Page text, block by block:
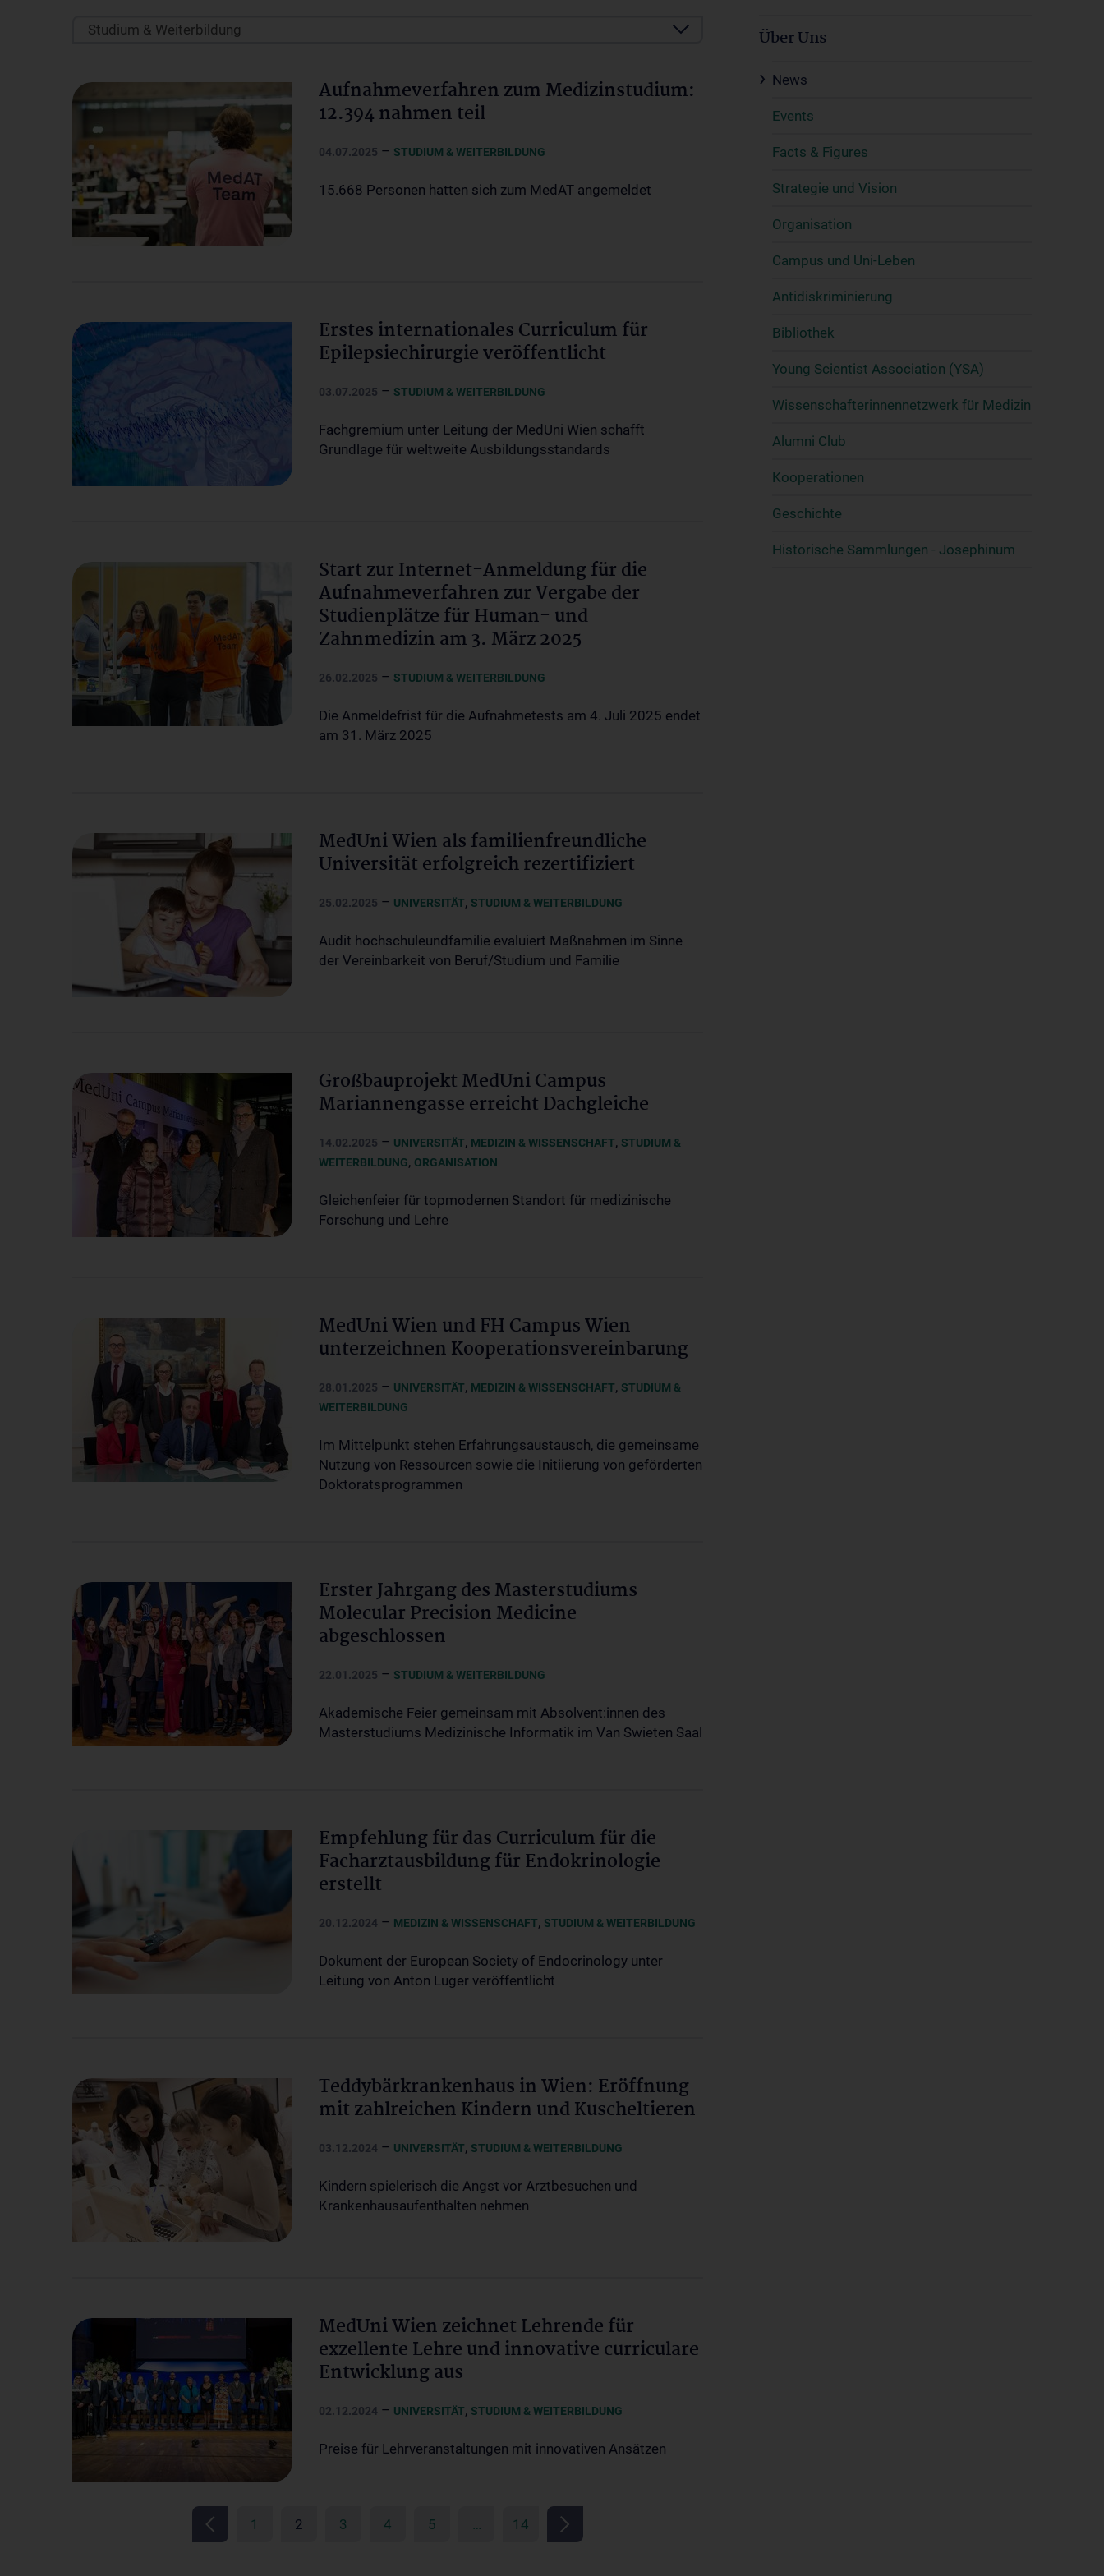
Studium & Weiterbildung
Aufnahmeverfahren zum Medizinstudium:
12.394 nahmen teil
04.07.2025 – STUDIUM & WEITERBILDUNG
15.668 Personen hatten sich zum MedAT angemeldet
Erstes internationales Curriculum für
Epilepsiechirurgie veröffentlicht
03.07.2025 – STUDIUM & WEITERBILDUNG
Fachgremium unter Leitung der MedUni Wien schafft
Grundlage für weltweite Ausbildungsstandards
Start zur Internet-Anmeldung für die
Aufnahmeverfahren zur Vergabe der
Studienplätze für Human- und
Zahnmedizin am 3. März 2025
26.02.2025 – STUDIUM & WEITERBILDUNG
Die Anmeldefrist für die Aufnahmetests am 4. Juli 2025 endet
am 31. März 2025
MedUni Wien als familienfreundliche
Universität erfolgreich rezertifiziert
25.02.2025 – UNIVERSITÄT, STUDIUM & WEITERBILDUNG
Audit hochschuleundfamilie evaluiert Maßnahmen im Sinne
der Vereinbarkeit von Beruf/Studium und Familie
Großbauprojekt MedUni Campus
Mariannengasse erreicht Dachgleiche
14.02.2025 – UNIVERSITÄT, MEDIZIN & WISSENSCHAFT, STUDIUM &
WEITERBILDUNG, ORGANISATION
Gleichenfeier für topmodernen Standort für medizinische
Forschung und Lehre
MedUni Wien und FH Campus Wien
unterzeichnen Kooperationsvereinbarung
28.01.2025 – UNIVERSITÄT, MEDIZIN & WISSENSCHAFT, STUDIUM &
WEITERBILDUNG
Im Mittelpunkt stehen Erfahrungsaustausch, die gemeinsame
Nutzung von Ressourcen sowie die Initiierung von geförderten
Doktoratsprogrammen
Erster Jahrgang des Masterstudiums
Molecular Precision Medicine
abgeschlossen
22.01.2025 – STUDIUM & WEITERBILDUNG
Akademische Feier gemeinsam mit Absolvent:innen des
Masterstudiums Medizinische Informatik im Van Swieten Saal
Empfehlung für das Curriculum für die
Facharztausbildung für Endokrinologie
erstellt
20.12.2024 – MEDIZIN & WISSENSCHAFT, STUDIUM & WEITERBILDUNG
Dokument der European Society of Endocrinology unter
Leitung von Anton Luger veröffentlicht
Teddybärkrankenhaus in Wien: Eröffnung
mit zahlreichen Kindern und Kuscheltieren
03.12.2024 – UNIVERSITÄT, STUDIUM & WEITERBILDUNG
Kindern spielerisch die Angst vor Arztbesuchen und
Krankenhausaufenthalten nehmen
MedUni Wien zeichnet Lehrende für
exzellente Lehre und innovative curriculare
Entwicklung aus
02.12.2024 – UNIVERSITÄT, STUDIUM & WEITERBILDUNG
Preise für Lehrveranstaltungen mit innovativen Ansätzen
1 2 3 4 5 … 14
Über Uns
News
Events
Facts & Figures
Strategie und Vision
Organisation
Campus und Uni-Leben
Antidiskriminierung
Bibliothek
Young Scientist Association (YSA)
Wissenschafter­innennetzwerk für Medizin
Alumni Club
Kooperationen
Geschichte
Historische Sammlungen - Josephinum